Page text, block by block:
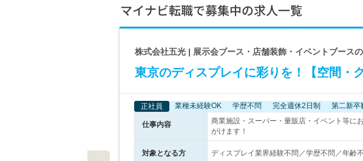
マイナビ転職で募集中の求人一覧
株式会社五光 | 展示会ブース・店舗装飾・イベントブース
東京のディスプレイに彩りを！【空間・
正社員 業種未経験OK 学歴不問 完全週休2日制 第二新卒
仕事内容
商業施設・スーパー・量販店・イベント等に
がけます！
対象となる方 ディスプレイ業界経験不問／学歴不問／年齢